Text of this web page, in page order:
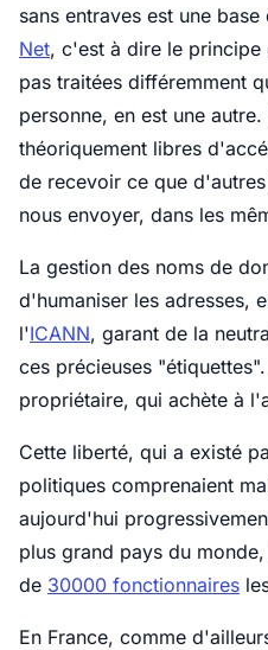
sans entraves est une base
Net, c'est à dire le principe
pas traitées différemment
personne, en est une
théoriquement libres
de recevoir ce que
nous envoyer, dans les
La gestion des noms de
d'humaniser les adresses,
l'ICANN, garant de la
ces précieuses
propriétaire, qui achète à
Cette liberté, qui a existé
politiques comprenaient
aujourd'hui
plus grand pays du
de 30000 fonctionnaires
En France, comme